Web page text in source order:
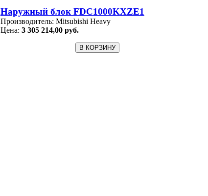
Наружный блок FDC1000KXZE1
Производитель: Mitsubishi Heavy
Цена: 3 305 214,00 руб.